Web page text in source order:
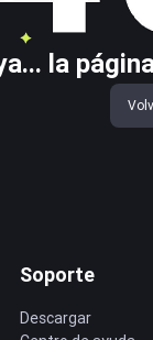
la
Soporte
Descargar